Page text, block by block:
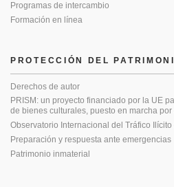
PROTECCIÓN DEL
Derechos de autor
PRISM: un proyecto financiado por la UE
de bienes culturales, puesto en marcha por
Observatorio Internacional del Tráfico
Preparación y respuesta ante emergencias
Patrimonio inmaterial
Programas de intercambio
Formación en línea